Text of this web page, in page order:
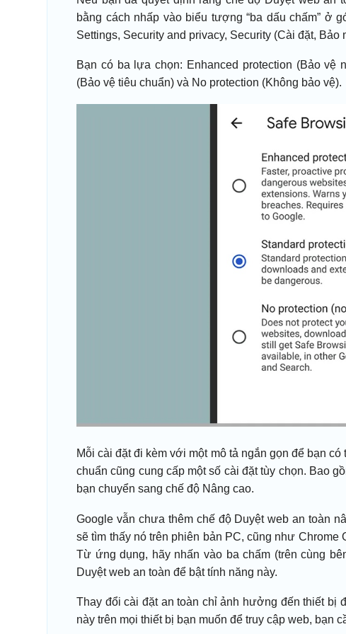
bằng cách nhấp vào biểu tượng “ba dấu chấm” ở
Settings, Security and privacy, Security (Cài đặt, Bảo
Bạn có ba lựa chọn: Enhanced protection (Bảo vệ
(Bảo vệ tiêu chuẩn) và No protection (Không bảo vệ).
Mỗi cài đặt đi kèm với một mô tả ngắn gọn để bạn
chuẩn cũng cung cấp một số cài đặt tùy chọn. Bao
bạn chuyển sang chế độ Nâng cao.
Google vẫn chưa thêm chế độ Duyệt web an toàn
sẽ tìm thấy nó trên phiên bản PC, cũng như Chrome
Từ ứng dụng, hãy nhấn vào ba chấm (trên cùng
Duyệt web an toàn để bật tính năng này.
Thay đổi cài đặt an toàn chỉ ảnh hưởng đến thiết bị
này trên mọi thiết bị bạn muốn để truy cập web, bạn